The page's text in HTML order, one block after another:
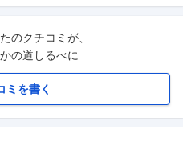
のクチコミが、
の道しるべに
ミを書く